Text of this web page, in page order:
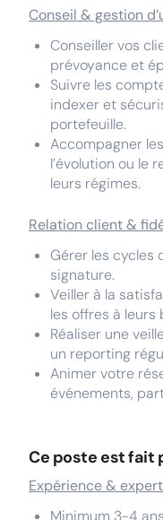
Conseil & gestion
Conseiller vos
prévoyance et
Suivre les
indexer et
portefeuille.
Accompagner
l’évolution ou le
leurs régimes.
Relation client &
Gérer les cycles
signature.
Veiller à la
les offres à leurs
Réaliser une
un reporting
Animer votre
événements,
Ce poste est fait
Expérience &
Minimum 3-4